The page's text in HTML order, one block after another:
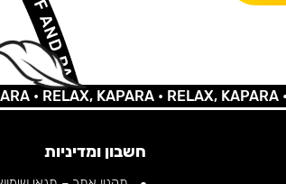
RELAX, KAPARA •RELAX, KAPARA •
חשבון ומדיניות